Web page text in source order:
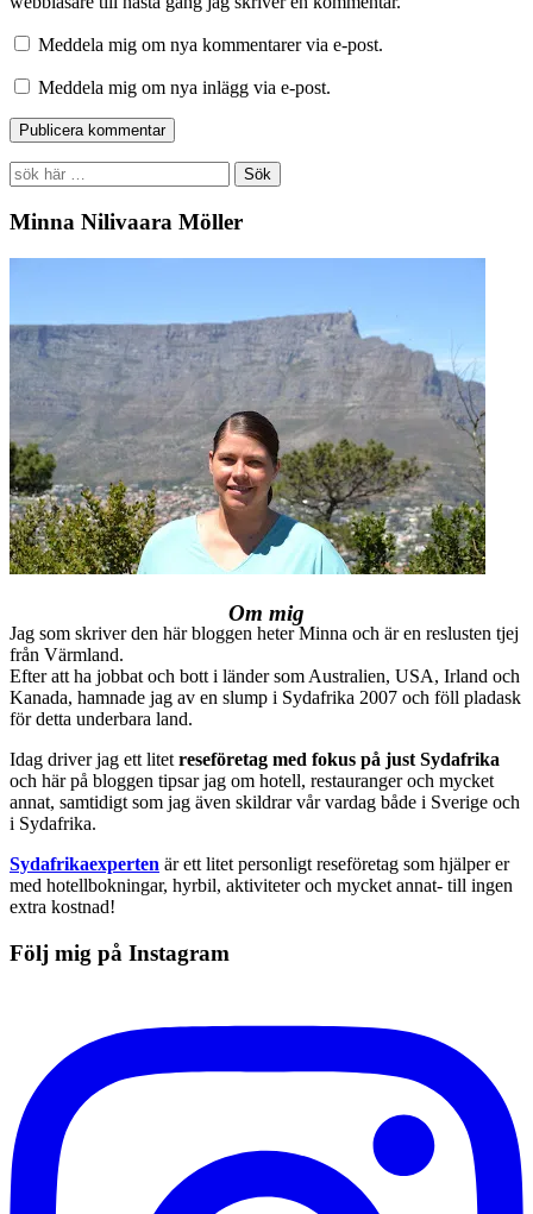
Meddela mig om nya kommentarer via e-post.
Meddela mig om nya inlägg via e-post.
Search
for:
Minna Nilivaara Möller
Om mig
Jag som skriver den här bloggen heter Minna och är en reslusten tjej
från Värmland.
Efter att ha jobbat och bott i länder som Australien, USA, Irland och
Kanada, hamnade jag av en slump i Sydafrika 2007 och föll pladask
för detta underbara land.
Idag driver jag ett litet reseföretag med fokus på just Sydafrika
och här på bloggen tipsar jag om hotell, restauranger och mycket
annat, samtidigt som jag även skildrar vår vardag både i Sverige och
i Sydafrika.
Sydafrikaexperten är ett litet personligt reseföretag som hjälper er
med hotellbokningar, hyrbil, aktiviteter och mycket annat- till ingen
extra kostnad!
Följ mig på Instagram